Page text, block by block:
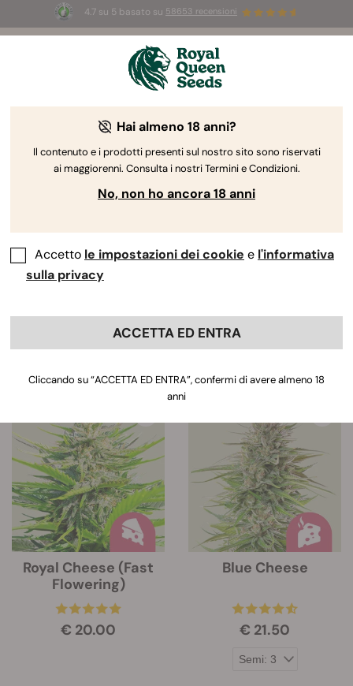
4.7 su 5 basato su 58653 recensioni
⏳2x1-Offerta limitata
3d 3h 15m 30s
Semi Cheese
Scoprite i semi di cannabis Cheese di RQS,
apprezzati da chi cerca piante dall'effetto lenitivo
ed euforico. I semi della Cheese originale emersero
migliori discendenti di questo classico del Regno
Unito per assaporare i loro sapori distintivi ed
immergervi nel loro aroma unico e pungente.
Ordina per
6 Prodotti
Royal Cheese (Fast
Flowering)
€ 20.00
Blue Cheese
€ 21.50
Hai almeno 18 anni?
Il contenuto e i prodotti presenti sul nostro sito sono riservati
ai maggiorenni. Consulta i nostri Termini e Condizioni.
No, non ho ancora 18 anni
Accetto le impostazioni dei cookie e l'informativa
sulla privacy
ACCETTA ED ENTRA
Cliccando su “ACCETTA ED ENTRA”, confermi di avere almeno 18
anni